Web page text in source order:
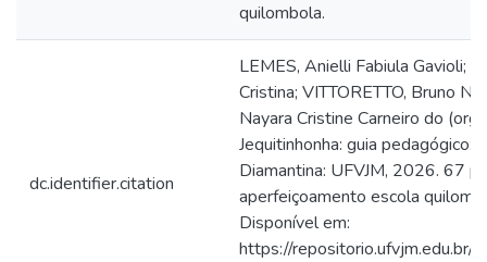
quilombola.
dc.identifier.citation
LEMES, Anielli Fabiula Gavioli;
Cristina; VITTORETTO, Bruno
Nayara Cristine Carneiro do
Jequitinhonha: guia pedagógico:
Diamantina: UFVJM, 2026. 67
aperfeiçoamento escola
Disponível em:
https://repositorio.ufvjm.edu.br/